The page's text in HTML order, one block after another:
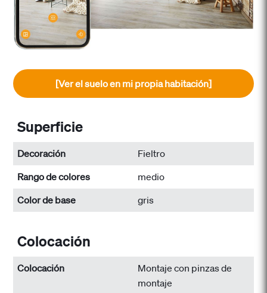
[Ver el suelo en mi propia habitación]
Superficie
Decoración
Fieltro
Rango de colores
medio
Color de base
gris
Colocación
Colocación
Montaje con pinzas de
montaje